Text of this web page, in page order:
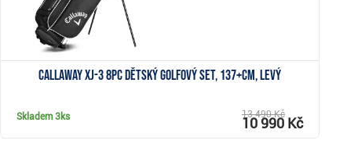
Callaway XJ-3 8PC dětský golfový set, 137+cm, levý
Skladem3ks 13 490 Kč
10 990 Kč